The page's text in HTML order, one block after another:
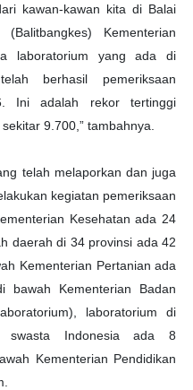
kawan-kawan kita di Balai
Kementerian
laboratorium yang ada di
berhasil pemeriksaan
Ini adalah rekor tertinggi
9.700,” tambahnya.
telah melaporkan dan juga
kegiatan pemeriksaan
Kesehatan ada 24
daerah di 34 provinsi ada 42
Kementerian Pertanian ada
bawah Kementerian Badan
laboratorium di
swasta Indonesia ada 8
Kementerian Pendidikan